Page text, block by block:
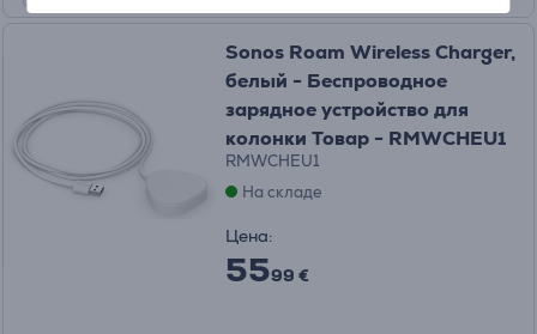
Sonos Roam Wireless Charger,
белый - Беспроводное
зарядное устройство для
колонки Товар - RMWCHEU1
RMWCHEU1
На складе
Цена:
5599 €